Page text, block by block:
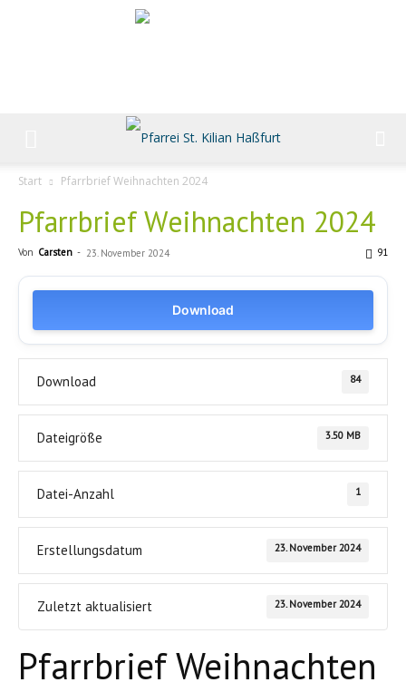
Start Pfarrbrief Weihnachten 2024
Pfarrbrief Weihnachten 2024
Von Carsten - 23. November 2024 91
Download
Download 84
Dateigröße 3.50 MB
Datei-Anzahl 1
Erstellungsdatum 23. November 2024
Zuletzt aktualisiert 23. November 2024
Pfarrbrief Weihnachten